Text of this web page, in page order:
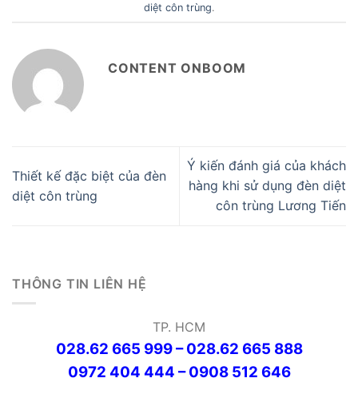
diệt côn trùng.
CONTENT ONBOOM
Thiết kế đặc biệt của đèn
diệt côn trùng
Ý kiến đánh giá của khách
hàng khi sử dụng đèn diệt
côn trùng Lương Tiến
THÔNG TIN LIÊN HỆ
TP. HCM
028.62 665 999 – 028.62 665 888
0972 404 444 – 0908 512 646